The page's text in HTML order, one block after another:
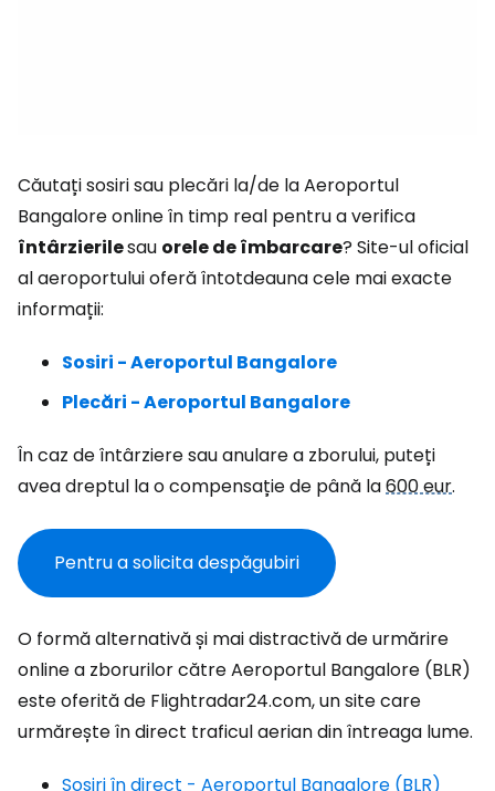
Căutați sosiri sau plecări la/de la Aeroportul
Bangalore online în timp real pentru a verifica
întârzierilesau orele de îmbarcare? Site-ul oficial
al aeroportului oferă întotdeauna cele mai exacte
informații:
Sosiri - Aeroportul Bangalore
Plecări - Aeroportul Bangalore
În caz de întârziere sau anulare a zborului, puteți
avea dreptul la o compensație de până la600 eur.
Pentru a solicita despăgubiri
O formă alternativă și mai distractivă de urmărire
online a zborurilor către Aeroportul Bangalore (BLR)
este oferită de Flightradar24.com, un site care
urmărește în direct traficul aerian din întreaga lume.
Sosiri în direct - Aeroportul Bangalore (BLR)